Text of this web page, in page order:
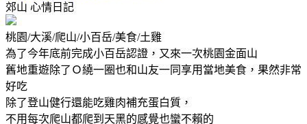
郊山 心情日記
桃園/大溪/爬山/小百岳/美食/土雞
為了今年底前完成小百岳認證，又來一次桃園金面山
舊地重遊除了Ｏ繞一圈也和山友一同享用當地美食，果然非常
好吃
除了登山健行還能吃雞肉補充蛋白質，
不用每次爬山都爬到天黑的感覺也蠻不賴的